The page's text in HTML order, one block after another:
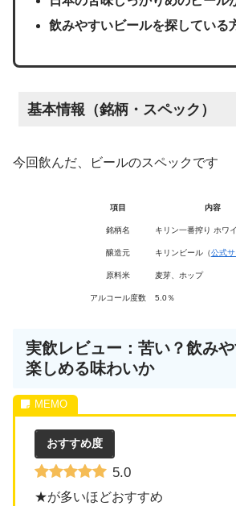
飲みやすいビールを探している
基本情報（銘柄・スペック）
今回飲んだ、ビールのスペックです
項目 内容
銘柄名 キリン一番搾り ホワ
醸造元 キリンビール（公式サ
原料米 麦芽、ホップ
アルコール度数 5.0％
実飲レビュー：苦い？飲み
楽しめる味わいか
おすすめ度
5.0
★が多いほどおすすめ